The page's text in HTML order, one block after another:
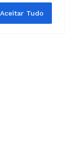
Aceitar Tudo
(Garra)
diversos